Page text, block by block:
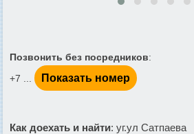
Позвонить без посредников:
+7 ...
Показать номер
Как доехать и найти: уг.ул Сатпаева